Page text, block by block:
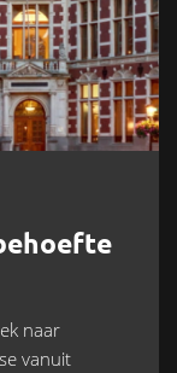
naar
vanuit